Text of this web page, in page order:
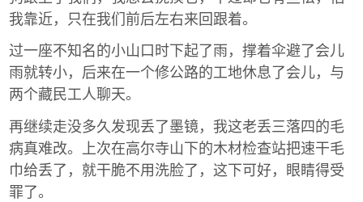
我靠近，只在我们前后左右来回跟着。
过一座不知名的小山口时下起了雨，撑着伞避了会儿
雨就转小，后来在一个修公路的工地休息了会儿，与
两个藏民工人聊天。
再继续走没多久发现丢了墨镜，我这老丢三落四的毛
病真难改。上次在高尔寺山下的木材检查站把速干毛
巾给丢了，就干脆不用洗脸了，这下可好，眼睛得受
罪了。